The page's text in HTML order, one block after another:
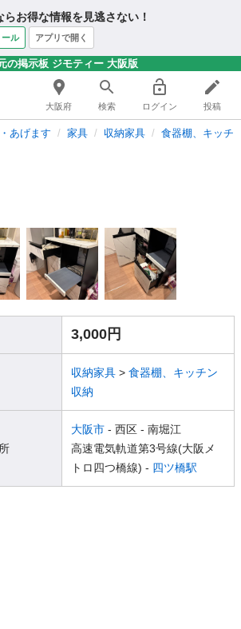
らお得な情報を見逃さない！
ール アプリで開く
の掲示板 ジモティー 大阪版
大阪府 検索 ログイン 投稿
あげます 家具 収納家具 食器棚、キッチ
3,000円
収納家具 > 食器棚、キッチン
収納
大阪市 - 西区 - 南堀江
高速電気軌道第3号線(大阪メ
トロ四つ橋線) - 四ツ橋駅